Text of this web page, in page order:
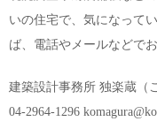
いの住宅で、気になって
ば、電話やメールなどで
建築設計事務所 独楽蔵（
04-2964-1296